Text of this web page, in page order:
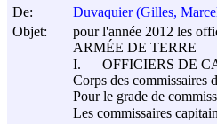
De:
Duvaquier (Gilles,
Objet:
pour l'année 2012 les
ARMÉE DE TERRE
I. ― OFFICIERS DE
Corps des commissaires
Pour le grade de
Les commissaires